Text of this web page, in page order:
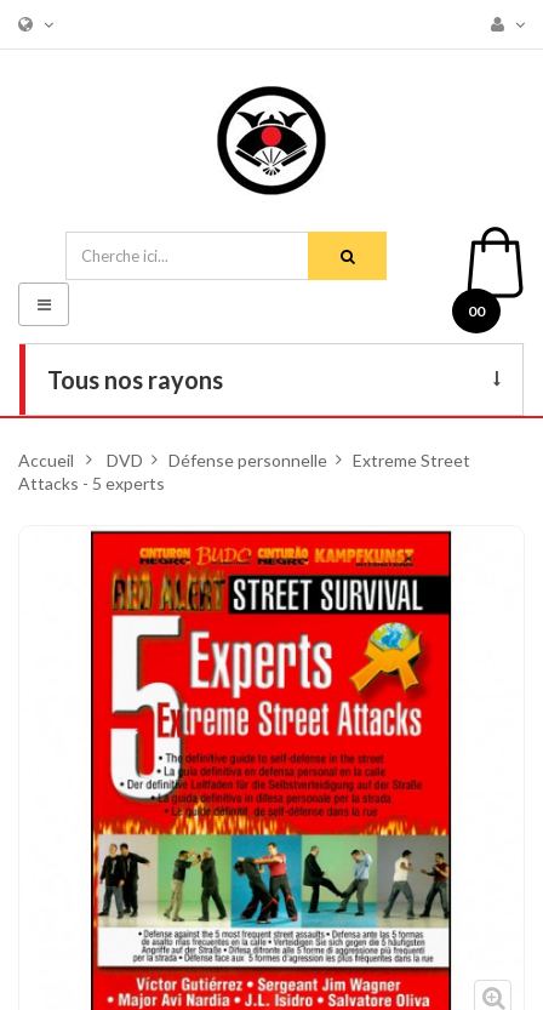
00
Tous nos rayons
DVD
Armes
Tenues
Chaussures
Cible de frappe
Condition physique
Accessoires
Tatamis
Décoration
Basculer
la
navigation
Accueil > DVD > Défense personnelle > Extreme Street
Attacks - 5 experts